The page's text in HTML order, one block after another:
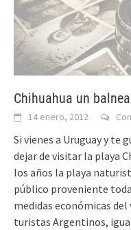
Chihuahua un
14 enero, 2012
Si vienes a Uruguay y te
dejar de visitar la playa
los años la playa
público proveniente
medidas económicas
turistas Argentinos,